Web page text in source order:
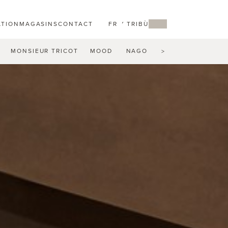
MY TRIBÙ
FR
CONTACT
MAGASINS
MONSIEUR TRICOT MOOD NAGOMI